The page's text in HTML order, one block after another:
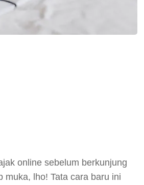
online sebelum berkunjung
muka, lho! Tata cara baru ini